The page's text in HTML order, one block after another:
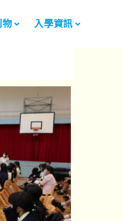
物 入學資訊